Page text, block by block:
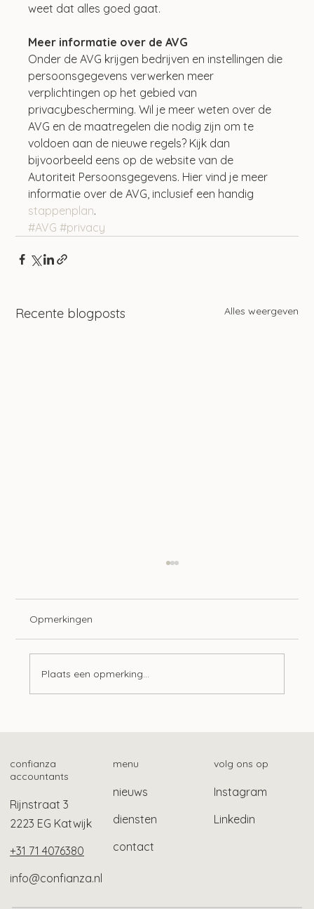
weet dat alles goed gaat.
Meer informatie over de AVG
Onder de AVG krijgen bedrijven en instellingen die
persoonsgegevens verwerken meer
verplichtingen op het gebied van
privacybescherming. Wil je meer weten over de
AVG en de maatregelen die nodig zijn om te
voldoen aan de nieuwe regels? Kijk dan
bijvoorbeeld eens op de website van de
Autoriteit Persoonsgegevens. Hier vind je meer
informatie over de AVG, inclusief een handig
stappenplan.
#AVG #privacy
Recente blogposts Alles weergeven
Opmerkingen
Plaats een opmerking...
confianza
accountants
Rijnstraat 3
2223 EG Katwijk
+31 71 4076380
info@confianza.nl
menu
nieuws
diensten
contact
volg ons op
Instagram
Linkedin